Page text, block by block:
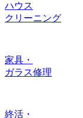
ハウス
クリーニング
家具・
ガラス修理
終活・